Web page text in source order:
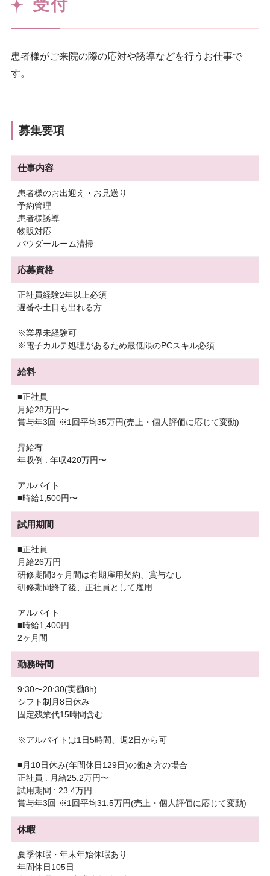
受付
患者様がご来院の際の応対や誘導などを行うお仕事で
す。
募集要項
仕事内容
患者様のお出迎え・お見送り
予約管理
患者様誘導
物販対応
パウダールーム清掃
応募資格
正社員経験2年以上必須
遅番や土日も出れる方
※業界未経験可
※電子カルテ処理があるため最低限のPCスキル必須
給料
■正社員
月給28万円〜
賞与年3回 ※1回平均35万円(売上・個人評価に応じて変動)
昇給有
年収例 : 年収420万円〜
アルバイト
■時給1,500円〜
試用期間
■正社員
月給26万円
研修期間3ヶ月間は有期雇用契約、賞与なし
研修期間終了後、正社員として雇用
アルバイト
■時給1,400円
2ヶ月間
勤務時間
9:30〜20:30(実働8h)
シフト制月8日休み
固定残業代15時間含む
※アルバイトは1日5時間、週2日から可
■月10日休み(年間休日129日)の働き方の場合
正社員 : 月給25.2万円〜
試用期間 : 23.4万円
賞与年3回 ※1回平均31.5万円(売上・個人評価に応じて変動)
休暇
夏季休暇・年末年始休暇あり
年間休日105日